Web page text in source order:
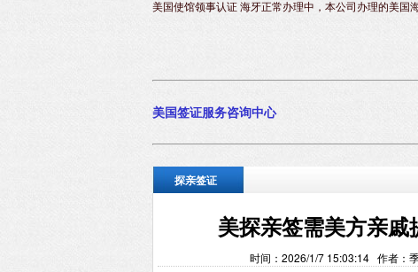
美国使馆领事认证 海牙正常办理中，本公司办理的美国
美国签证服务咨询中心
探亲签证
美探亲签需美方亲戚
时间：2026/1/7 15:03:14 作者：